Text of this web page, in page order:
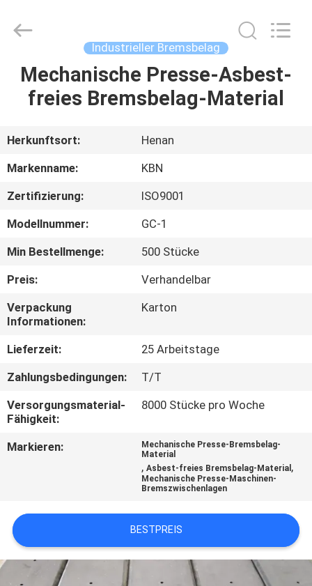
HAUS
ÜBER
UNS
FABRIK-
AUSFLUG
QUALITÄTSKONTROLLE
TRETEN
SIE
UNS
IN
SIE EIN
ZITAT
Industrieller Bremsbelag
Mechanische Presse-Asbest-
freies Bremsbelag-Material
Herkunftsort:
Henan
Markenname:
KBN
Zertifizierung:
ISO9001
Modellnummer:
GC-1
Min Bestellmenge:
500 Stücke
Preis:
Verhandelbar
Verpackung
Informationen:
Karton
Lieferzeit:
25 Arbeitstage
Zahlungsbedingungen:
T/T
Versorgungsmaterial-
Fähigkeit:
8000 Stücke pro Woche
Markieren:
Mechanische Presse-Bremsbelag-
Material
,Asbest-freies Bremsbelag-Material ,
Mechanische Presse-Maschinen-
Bremszwischenlagen
BESTPREIS